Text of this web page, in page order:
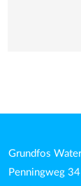
Grundfos
Penningweg 34